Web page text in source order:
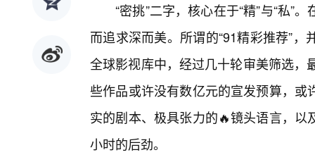
“密挑”二字，核心在于“精”与“私”
而追求深而美。所谓的“91精彩推荐”
全球影视库中，经过几十轮审美筛选
些作品或许没有数亿元的宣发预算，
实的剧本、极具张力的🔥镜头语言，
小时的后劲。